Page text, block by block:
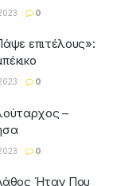
0
επιτέλους»:
0
–
0
Ήταν Που